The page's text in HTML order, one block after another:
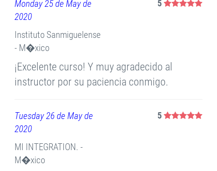
Monday 25 de May de
2020
Instituto Sanmiguelense
- M�xico
5
¡Excelente curso! Y muy agradecido al
instructor por su paciencia conmigo.
Tuesday 26 de May de
2020
MI INTEGRATION. -
M�xico
5